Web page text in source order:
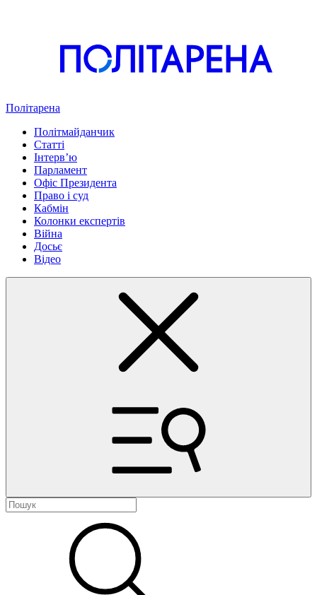
Політарена
Політмайданчик
Статті
Інтервʼю
Парламент
Офіс Президента
Право і суд
Кабмін
Колонки експертів
Війна
Досьє
Відео